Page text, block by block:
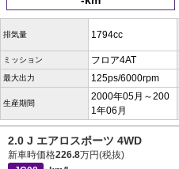
排気量 1794cc
ミッション フロア4AT
最大出力 125ps/6000rpm
生産期間
2000年05月～200
1年06月
2.0 J エアロスポーツ 4WD
新車時価格226.8万円(税抜)